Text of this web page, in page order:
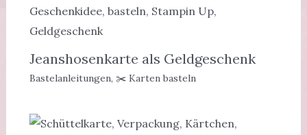
Jeanshosenkarte als Geldgeschenk
Bastelanleitungen, ✂️ Karten basteln